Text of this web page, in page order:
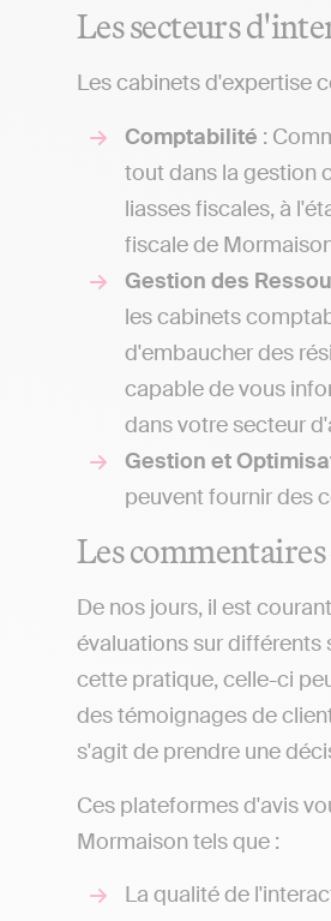
Les secteurs
Les cabinets d'expertise
Comptabilité :
tout dans la gestion
liasses fiscales, à
fiscale de
Gestion des
les cabinets
d'embaucher des
capable de vous
dans votre secteur
Gestion et
peuvent fournir des
Les
De nos jours, il est
évaluations sur différents
cette pratique, celle-ci
des témoignages de
s'agit de prendre une
Ces plateformes d'avis
Mormaison tels que :
La qualité de